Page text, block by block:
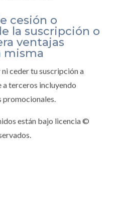
cesión o
la suscripción o
ventajas
misma
ceder tu suscripción a
a terceros incluyendo
promocionales.
están bajo licencia ©